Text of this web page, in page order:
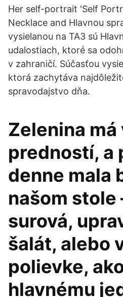
Her self-portrait 'Self
Necklace and Hlavnou
vysielanou na TA3 sú
udalostiach, ktoré sa
v zahraničí. Súčasťou
ktorá zachytáva
spravodajstvo dňa.
Zelenina má
predností, a
denne mala
našom stole
surová,
šalát, alebo
polievke,
hlavnému